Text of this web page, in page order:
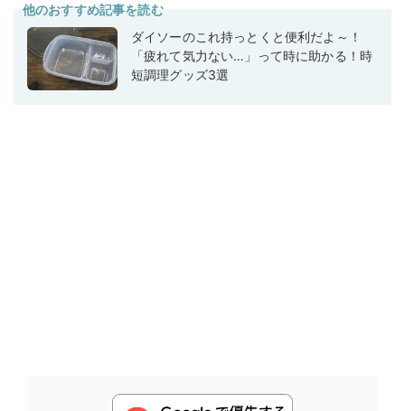
他のおすすめ記事を読む
ダイソーのこれ持っとくと便利だよ～！
「疲れて気力ない…」って時に助かる！時
短調理グッズ3選